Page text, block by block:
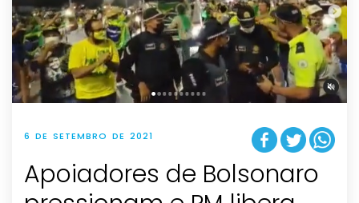
6 DE SETEMBRO DE 2021
Apoiadores de Bolsonaro